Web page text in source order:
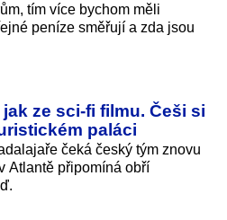
tím více bychom měli
peníze směřují a zda jsou
ze sci-fi filmu. Češi si
paláci
čeká český tým znovu
Atlantě připomíná obří